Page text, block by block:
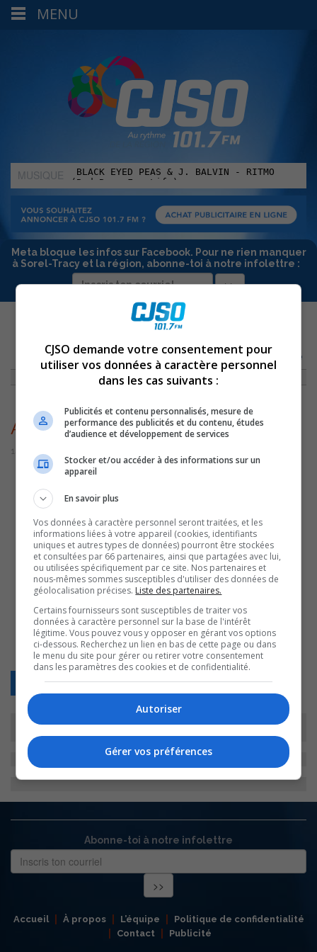
MUSIQUE
:
Meta bloque les infos sur Facebook. Pour ne rien manquer
à Sorel-Tracy et la région, abonne-toi à notre infolettre :
ACCUEIL »ACTUALITÉS»PLQ : ANTHONY SAURIOL PEU PRÉOCCUPÉ PAR
SA DÉSIGNATION TARDIVE À TITRE DE CANDIDAT
ANTHONYSAURIOLPLQ
AnthonySauriolPLQ
14 septembre 2022 | Par Sylvain Rochon
Retour
Abonne-toi à notre infolettre
Accueil À propos L’équipe
Politique de confidentialité
Contact
Publicité
MENU
CJSO demande votre consentement pour
utiliser vos données à caractère personnel
dans les cas suivants :
Publicités et contenu personnalisés, mesure de
performance des publicités et du contenu, études
d’audience et développement de services
Stocker et/ou accéder à des informations sur un
appareil
En savoir plus
Vos données à caractère personnel seront traitées, et les
informations liées à votre appareil (cookies, identifiants
uniques et autres types de données) pourront être stockées
et consultées par 66 partenaires, ainsi que partagées avec lui,
ou utilisées spécifiquement par ce site. Nos partenaires et
nous-mêmes sommes susceptibles d'utiliser des données de
géolocalisation précises. Liste des partenaires.
Certains fournisseurs sont susceptibles de traiter vos
données à caractère personnel sur la base de l'intérêt
légitime. Vous pouvez vous y opposer en gérant vos options
ci-dessous. Recherchez un lien en bas de cette page ou dans
le menu du site pour gérer ou retirer votre consentement
dans les paramètres des cookies et de confidentialité.
Autoriser
Gérer vos préférences